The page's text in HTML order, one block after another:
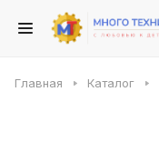
Главная Каталог